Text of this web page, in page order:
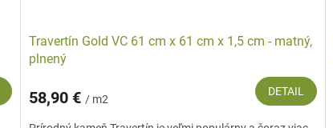
Travertín Gold VC 61 cm x 61 cm x 1,5 cm - matný,
plnený
58,90 €/ m2
DETAIL